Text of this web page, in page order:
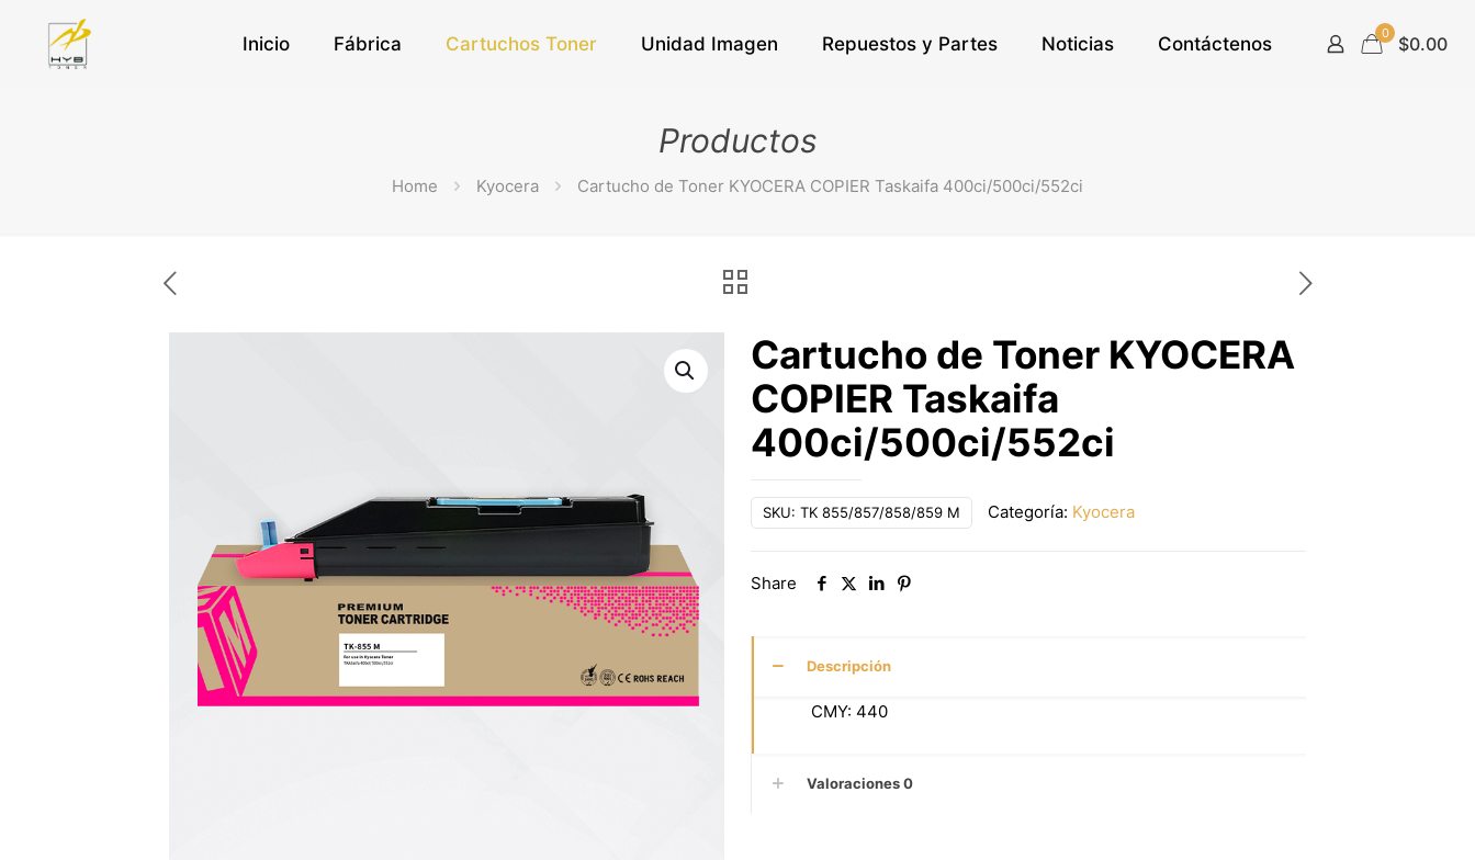
Inicio Fábrica Cartuchos Toner Unidad Imagen Repuestos y Partes Noticias Contáctenos 0 $0.00
Productos
Home Kyocera Cartucho de Toner KYOCERA COPIER Taskaifa 400ci/500ci/552ci
Cartucho de Toner KYOCERA
COPIER Taskaifa
400ci/500ci/552ci
SKU: TK 855/857/858/859 M Categoría: Kyocera
Share
Descripción
CMY: 440
Valoraciones0